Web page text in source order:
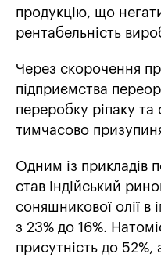
продукцію, що
рентабельність
Через скорочення
підприємства
переробку ріпаку та
тимчасово
Одним із прикладів
став індійський
соняшникової олії в
з 23% до 16%.
присутність до